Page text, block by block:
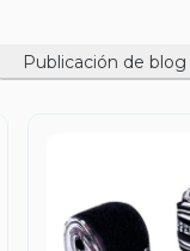
Publicación de blog